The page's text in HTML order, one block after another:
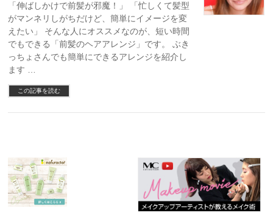
「伸ばしかけで前髪が邪魔！」 「忙しくて髪型
がマンネリしがちだけど、簡単にイメージを変
えたい」 そんな人にオススメなのが、短い時間
でもできる「前髪のヘアアレンジ」です。 ぶき
っちょさんでも簡単にできるアレンジを紹介し
ます …
この記事を読む